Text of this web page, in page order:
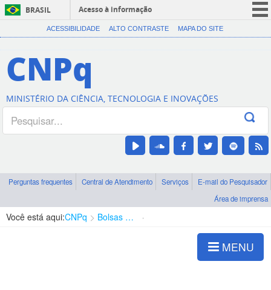
BRASIL
Acesso à informação
CORONAVÍRUS (COVID-19)
Canais
ACESSIBILIDADE ALTO CONTRASTE MAPA DO SITE
CNPq
MINISTÉRIO DA CIÊNCIA, TECNOLOGIA E INOVAÇÕES
Perguntas frequentes Central de Atendimento Serviços
E-mail do Pesquisador
Área de imprensa
Você está aqui:CNPq Bolsas e Auxílios Vigentes
MENU